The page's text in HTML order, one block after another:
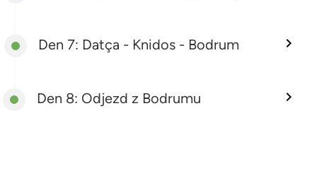
Den 7: Datça - Knidos - Bodrum
Den 8: Odjezd z Bodrumu